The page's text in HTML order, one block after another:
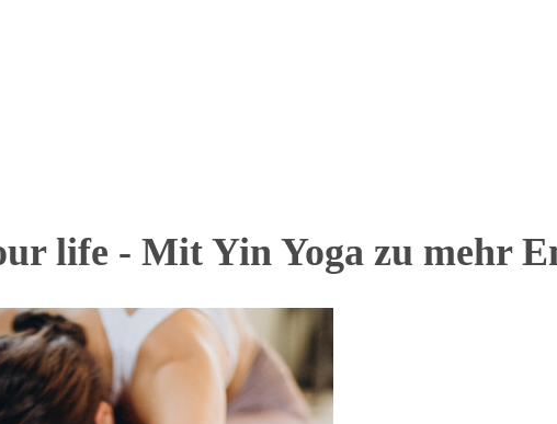
life - Mit Yin Yoga zu mehr